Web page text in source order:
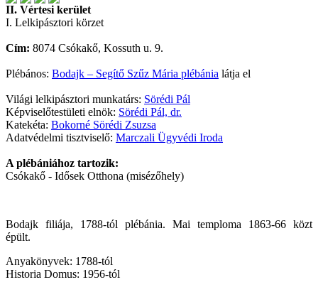
II. Vértesi kerület
I. Lelkipásztori körzet
Cím: 8074 Csókakő, Kossuth u. 9.
Plébános: Bodajk – Segítő Szűz Mária plébánia látja el
Világi lelkipásztori munkatárs: Sörédi Pál
Képviselőtestületi elnök: Sörédi Pál, dr.
Katekéta: Bokorné Sörédi Zsuzsa
Adatvédelmi tisztviselő: Marczali Ügyvédi Iroda
A plébániához tartozik:
Csókakő - Idősek Otthona (misézőhely)
Bodajk filiája, 1788-tól plébánia. Mai temploma 1863-66 közt
épült.
Anyakönyvek: 1788-tól
Historia Domus: 1956-tól